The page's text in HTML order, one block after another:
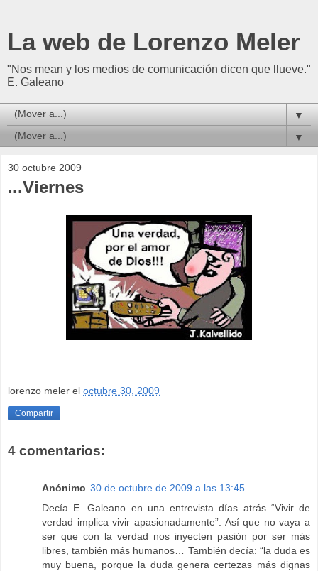
La web de Lorenzo Meler
"Nos mean y los medios de comunicación dicen que llueve."
E. Galeano
▼
▼
30 octubre 2009
...Viernes
lorenzo meler el octubre 30, 2009
Compartir
4 comentarios:
Anónimo 30 de octubre de 2009 a las 13:45
Decía E. Galeano en una entrevista días atrás “Vivir de
verdad implica vivir apasionadamente”. Así que no vaya a
ser que con la verdad nos inyecten pasión por ser más
libres, también más humanos… También decía: “la duda es
muy buena, porque la duda genera certezas más dignas